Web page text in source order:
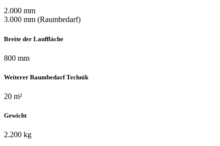
2.000 mm
3.000 mm (Raumbedarf)
Breite der Lauffläche
800 mm
Weiterer Raumbedarf Technik
20 m²
Gewicht
2.200 kg